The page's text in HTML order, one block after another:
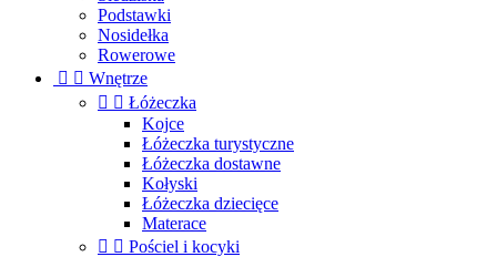
Podstawki
Nosidełka
Rowerowe
  Wnętrze
  Łóżeczka
Kojce
Łóżeczka turystyczne
Łóżeczka dostawne
Kołyski
Łóżeczka dziecięce
Materace
  Pościel i kocyki